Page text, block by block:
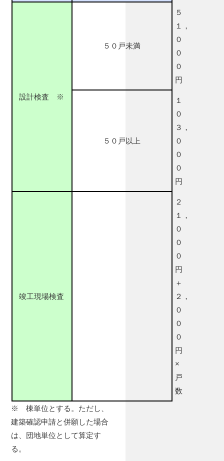
設計検査 ※
５０戸未満
５
１，
０
０
０
円
５０戸以上
１
０
３，
０
０
０
円
竣工現場検査
２
１，
０
０
０
円
＋
２，
０
０
０
円
×
戸
数
※ 棟単位とする。ただし、
建築確認申請と併願した場合
は、団地単位として算定す
る。